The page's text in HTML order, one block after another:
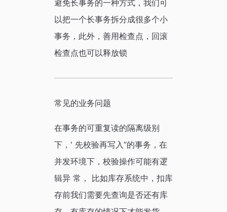
避免长事务的一种方式，我们可
以把一个长事务拆分成很多个小
事务，此外，善用检查点，回滚
检查点也可以释放锁
常见的业务问题
在事务的可重复读的隔离级别
下，' 先校验再写入”的事务，在
并发环境下，校验操作可能有逻
辑异 常， 比如库存系统中，扣库
存前我们需要先查询是否还有库